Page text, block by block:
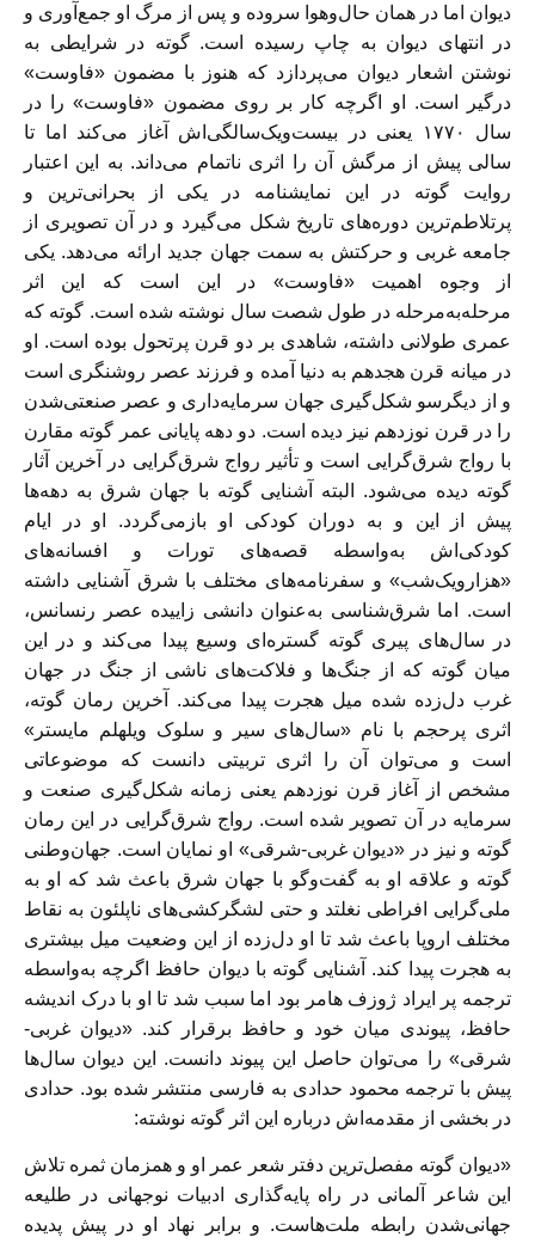
دیوان اما در همان حال‌وهوا سروده و پس از مرگ او جمع‌آوری و
در انتهای دیوان به چاپ رسیده است. گوته در شرایطی به
نوشتن اشعار دیوان می‌پردازد که هنوز با مضمون «فاوست»
درگیر است. او اگرچه کار بر روی مضمون «فاوست» را در
سال ١٧٧٠ یعنی در بیست‌ویک‌‌سالگی‌اش آغاز می‌کند اما تا
سالی پیش از مرگش آن را اثری ناتمام می‌داند. به این اعتبار
روایت گوته در این نمایشنامه در یکی از بحرانی‌ترین و
پرتلاطم‌ترین دوره‌های تاریخ شکل می‌گیرد و در آن تصویری از
جامعه غربی و حرکتش به سمت جهان جدید ارائه می‌دهد. یکی
از وجوه اهمیت «فاوست» در این است که این اثر
مرحله‌به‌مرحله در طول شصت سال نوشته شده است. گوته که
عمری طولانی داشته، شاهدی بر دو قرن پرتحول بوده است. او
در میانه قرن هجدهم به دنیا آمده و فرزند عصر روشنگری است
و از دیگرسو شکل‌گیری جهان سرمایه‌داری و عصر صنعتی‌شدن
را در قرن نوزدهم نیز دیده است. دو دهه پایانی عمر گوته مقارن
با رواج شرق‌گرایی است و تأثیر رواج شرق‌گرایی در آخرین آثار
گوته دیده می‌شود. البته آشنایی گوته با جهان شرق به دهه‌ها
پیش از این و به دوران کودکی او بازمی‌گردد. او در ایام
کودکی‌اش به‌واسطه قصه‌های تورات و افسانه‌های
«هزارویک‌شب» و سفرنامه‌های مختلف با شرق آشنایی داشته
است. اما شرق‌شناسی به‌عنوان دانشی زاییده عصر رنسانس،
در سال‌های پیری گوته گستره‌ای وسیع پیدا می‌کند و در این
میان گوته که از جنگ‌ها و فلاکت‌های ناشی از جنگ در جهان
غرب دل‌زده شده میل هجرت پیدا می‌کند. آخرین رمان گوته،
اثری پرحجم با نام «سال‌های سیر و سلوک ویلهلم مایستر»
است و می‌توان آن را اثری تربیتی دانست که موضوعاتی
مشخص از آغاز قرن نوزدهم یعنی زمانه شکل‌گیری صنعت و
سرمایه در آن تصویر شده است. رواج شرق‌گرایی در این رمان
گوته و نیز در «دیوان غربی-شرقی» او نمایان است. جهان‌وطنی
گوته و علاقه او به گفت‌وگو با جهان شرق باعث شد که او به
ملی‌گرایی افراطی نغلتد و حتی لشگرکشی‌های ناپلئون به نقاط
مختلف اروپا باعث شد تا او دل‌زده از این وضعیت میل بیشتری
به هجرت پیدا کند. آشنایی گوته با دیوان حافظ اگرچه به‌واسطه
ترجمه پر ایراد ژوزف هامر بود اما سبب شد تا او با درک اندیشه
حافظ، پیوندی میان خود و حافظ برقرار کند. «دیوان غربی-
شرقی» را می‌توان حاصل این پیوند دانست. این دیوان سال‌ها
پیش با ترجمه محمود حدادی به فارسی منتشر شده بود. حدادی
در بخشی از مقدمه‌اش درباره این اثر گوته نوشته:
«دیوان گوته مفصل‌ترین دفتر شعر عمر او و همزمان ثمره تلاش
این شاعر آلمانی در راه پایه‌گذاری ادبیات نوجهانی در طلیعه
جهانی‌شدن رابطه ملت‌هاست. و برابر نهاد او در پیش پدیده